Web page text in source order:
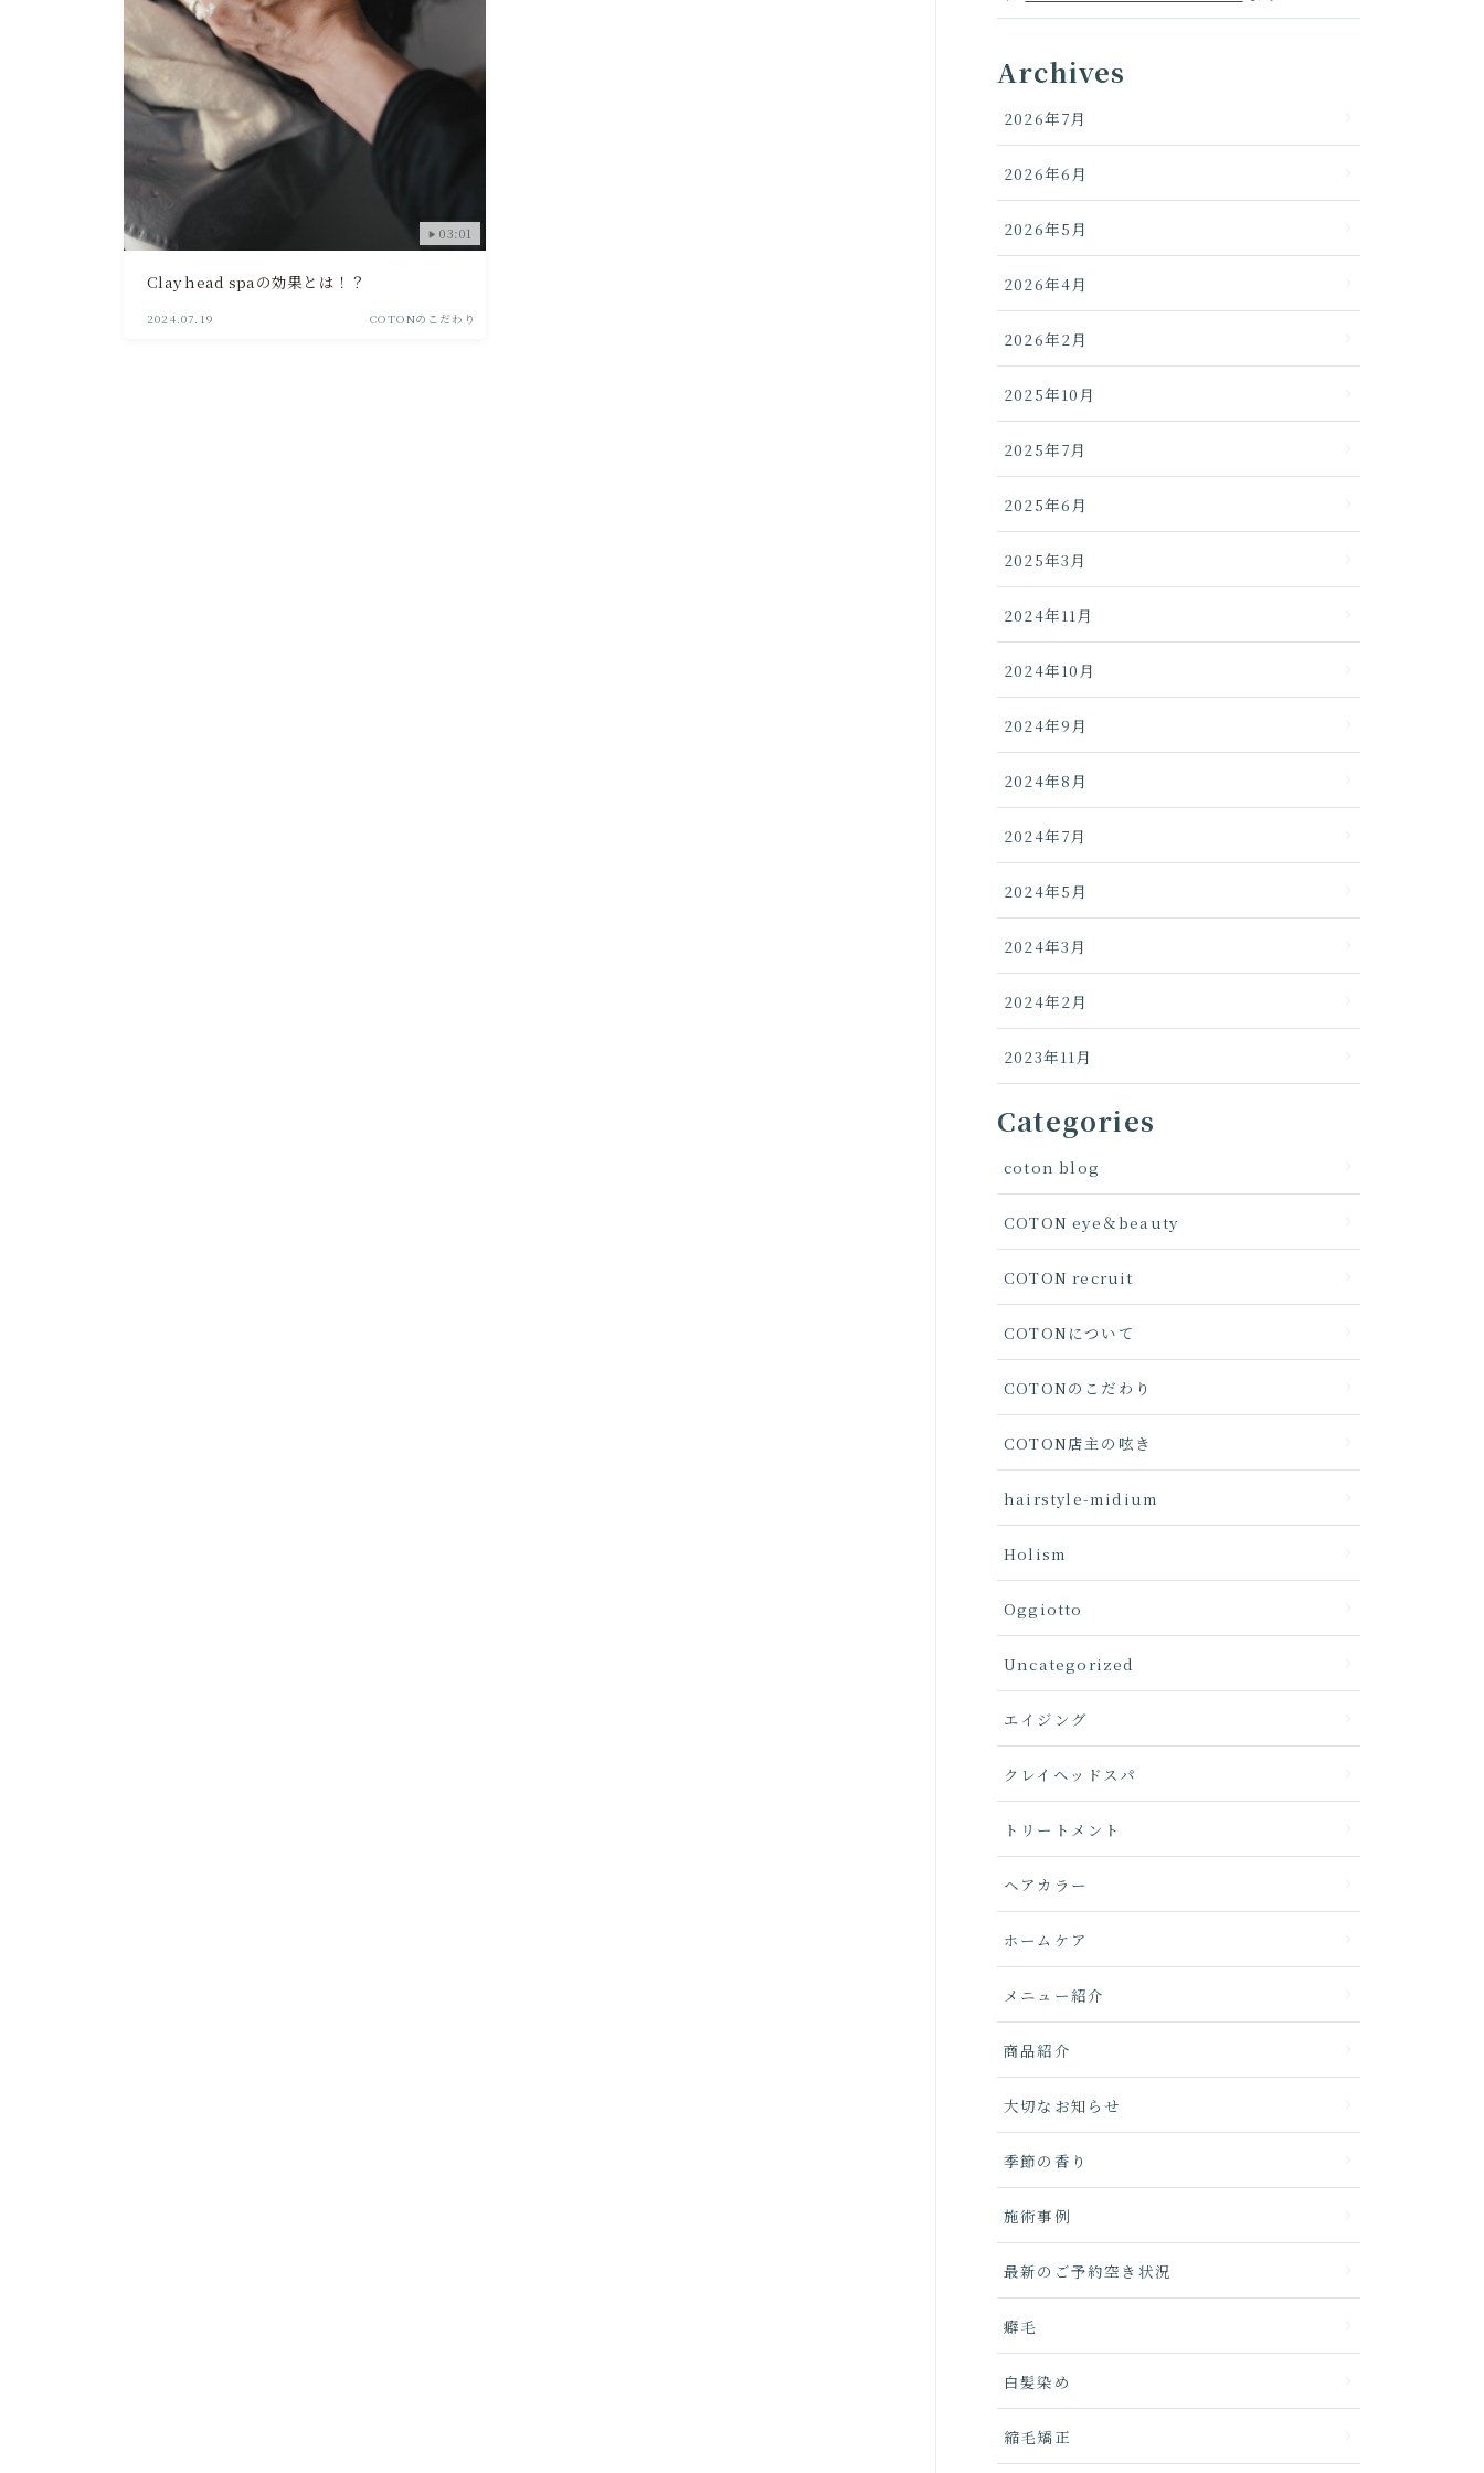
03:01
Clay head spaの効果とは！？
2024.07.19 COTONのこだわり
Archives
2026年7月
2026年6月
2026年5月
2026年4月
2026年2月
2025年10月
2025年7月
2025年6月
2025年3月
2024年11月
2024年10月
2024年9月
2024年8月
2024年7月
2024年5月
2024年3月
2024年2月
2023年11月
Categories
coton blog
COTON eye＆beauty
COTON recruit
COTONについて
COTONのこだわり
COTON店主の呟き
hairstyle-midium
Holism
Oggiotto
Uncategorized
エイジング
クレイヘッドスパ
トリートメント
ヘアカラー
ホームケア
メニュー紹介
商品紹介
大切なお知らせ
季節の香り
施術事例
最新のご予約空き状況
癖毛
白髪染め
縮毛矯正